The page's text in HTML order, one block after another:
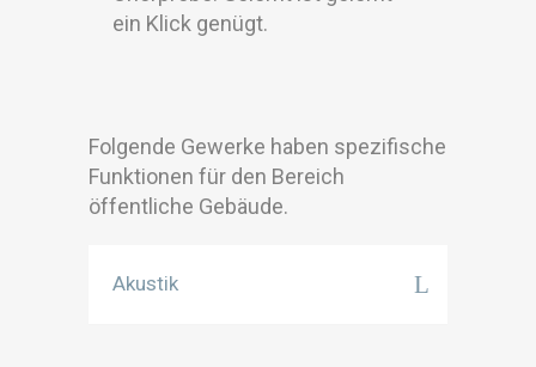
ein Klick genügt.
Folgende Gewerke haben spezifische
Funktionen für den Bereich
öffentliche Gebäude.
Akustik